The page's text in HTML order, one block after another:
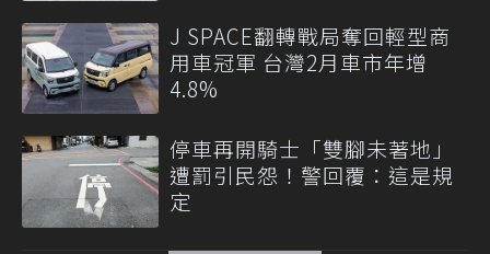
J SPACE翻轉戰局奪回輕型商
用車冠軍 台灣2月車市年增
4.8%
停車再開騎士「雙腳未著地」
遭罰引民怨！警回覆：這是規
定